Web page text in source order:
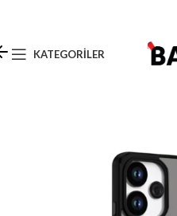
KATEGORILER